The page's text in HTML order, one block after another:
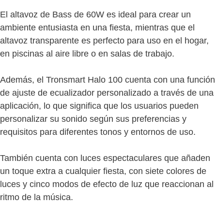
El altavoz de Bass de 60W es ideal para crear un
ambiente entusiasta en una fiesta, mientras que el
altavoz transparente es perfecto para uso en el hogar,
en piscinas al aire libre o en salas de trabajo.
Además, el Tronsmart Halo 100 cuenta con una función
de ajuste de ecualizador personalizado a través de una
aplicación, lo que significa que los usuarios pueden
personalizar su sonido según sus preferencias y
requisitos para diferentes tonos y entornos de uso.
También cuenta con luces espectaculares que añaden
un toque extra a cualquier fiesta, con siete colores de
luces y cinco modos de efecto de luz que reaccionan al
ritmo de la música.